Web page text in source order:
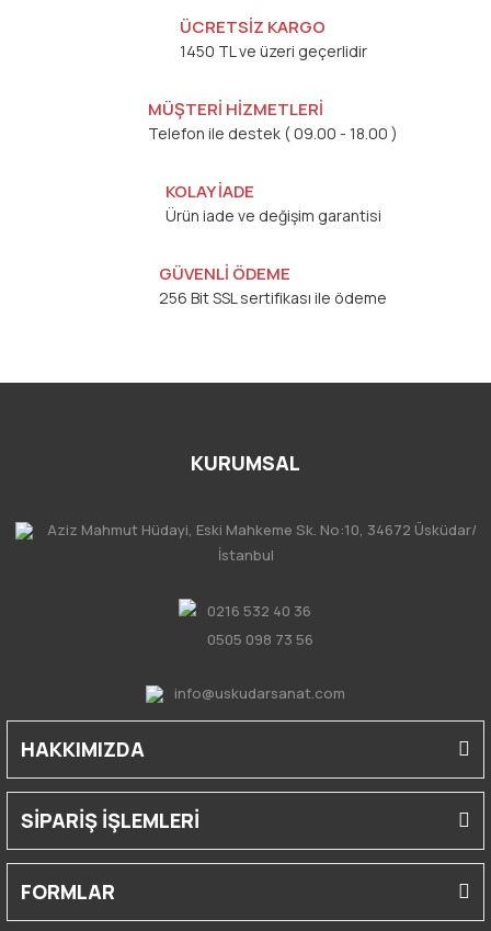
ÜCRETSİZ KARGO
1450 TL ve üzeri geçerlidir
MÜŞTERİ HİZMETLERİ
Telefon ile destek ( 09.00 - 18.00 )
KOLAY İADE
Ürün iade ve değişim garantisi
GÜVENLİ ÖDEME
256 Bit SSL sertifikası ile ödeme
KURUMSAL
Aziz Mahmut Hüdayi, Eski Mahkeme Sk. No:10, 34672 Üsküdar/
İstanbul
0216 532 40 36
0505 098 73 56
info@uskudarsanat.com
HAKKIMIZDA
SİPARİŞ İŞLEMLERİ
FORMLAR